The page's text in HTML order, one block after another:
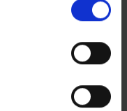
in qualsiasi
o facendo clic
tua posizione